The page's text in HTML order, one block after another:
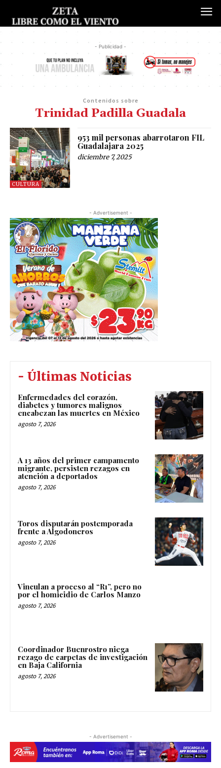
- Publicidad -
Contenidos sobre
Trinidad Padilla Guadala
CULTURA
953 mil personas abarrotaron FIL
Guadalajara 2025
diciembre 7, 2025
- Advertisement -
- Últimas Noticias
Enfermedades del corazón,
diabetes y tumores malignos
encabezan las muertes en México
agosto 7, 2026
A 13 años del primer campamento
migrante, persisten rezagos en
atención a deportados
agosto 7, 2026
Toros disputarán postemporada
frente a Algodoneros
agosto 7, 2026
Vinculan a proceso al “R1”, pero no
por el homicidio de Carlos Manzo
agosto 7, 2026
Coordinador Buenrostro niega
rezago de carpetas de investigación
en Baja California
agosto 7, 2026
- Advertisement -